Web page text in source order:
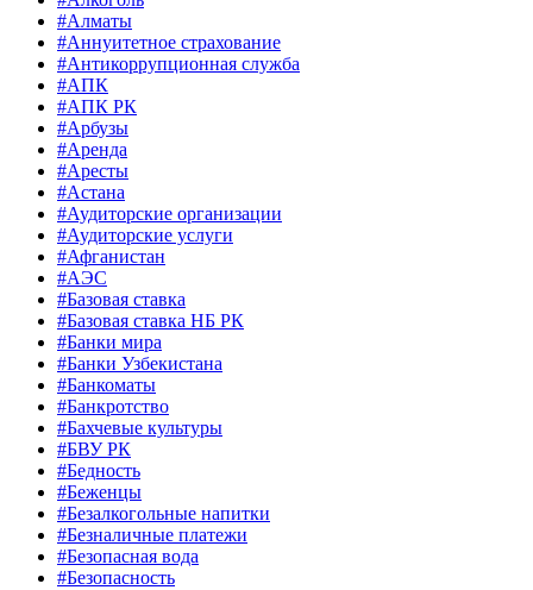
#Алматы
#Аннуитетное страхование
#Антикоррупционная служба
#АПК
#АПК РК
#Арбузы
#Аренда
#Аресты
#Астана
#Аудиторские организации
#Аудиторские услуги
#Афганистан
#АЭС
#Базовая ставка
#Базовая ставка НБ РК
#Банки мира
#Банки Узбекистана
#Банкоматы
#Банкротство
#Бахчевые культуры
#БВУ РК
#Бедность
#Беженцы
#Безалкогольные напитки
#Безналичные платежи
#Безопасная вода
#Безопасность